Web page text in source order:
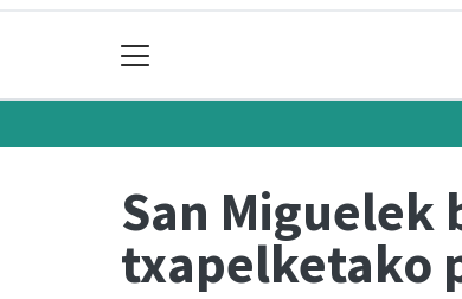
San
txapelketako